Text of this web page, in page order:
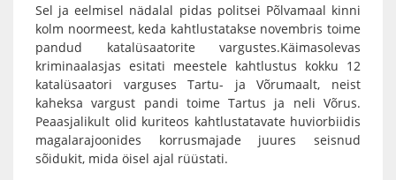
Sel ja eelmisel nädalal pidas politsei Põlvamaal kinni
kolm noormeest, keda kahtlustatakse novembris toime
pandud katalüsaatorite vargustes.Käimasolevas
kriminaalasjas esitati meestele kahtlustus kokku 12
katalüsaatori varguses Tartu- ja Võrumaalt, neist
kaheksa vargust pandi toime Tartus ja neli Võrus.
Peaasjalikult olid kuriteos kahtlustatavate huviorbiidis
magalarajoonides korrusmajade juures seisnud
sõidukit, mida öisel ajal rüüstati.